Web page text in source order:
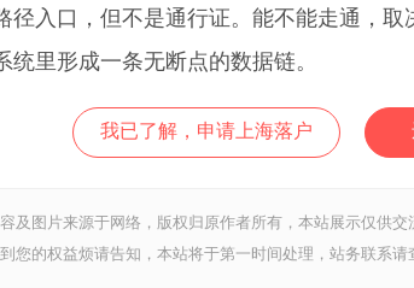
入口，但不是通行证。能不能走通，取
统里形成一条无断点的数据链。
我已了解，申请上海落户
容及图片来源于网络，版权归原作者所有，本站展示仅供
您的权益烦请告知，本站将于第一时间处理，站务联系请